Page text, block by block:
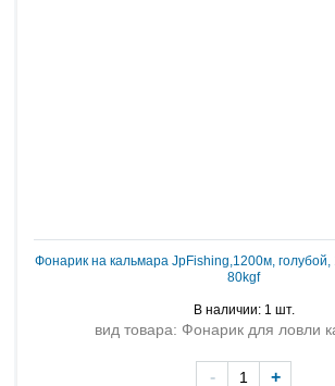
Фонарик на кальмара JpFishing,1200м,
80kgf
В наличии: 1 шт.
вид товара: Фонарик для ловли
- +